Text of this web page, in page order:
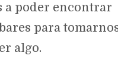
a poder encontrar
para
algo.